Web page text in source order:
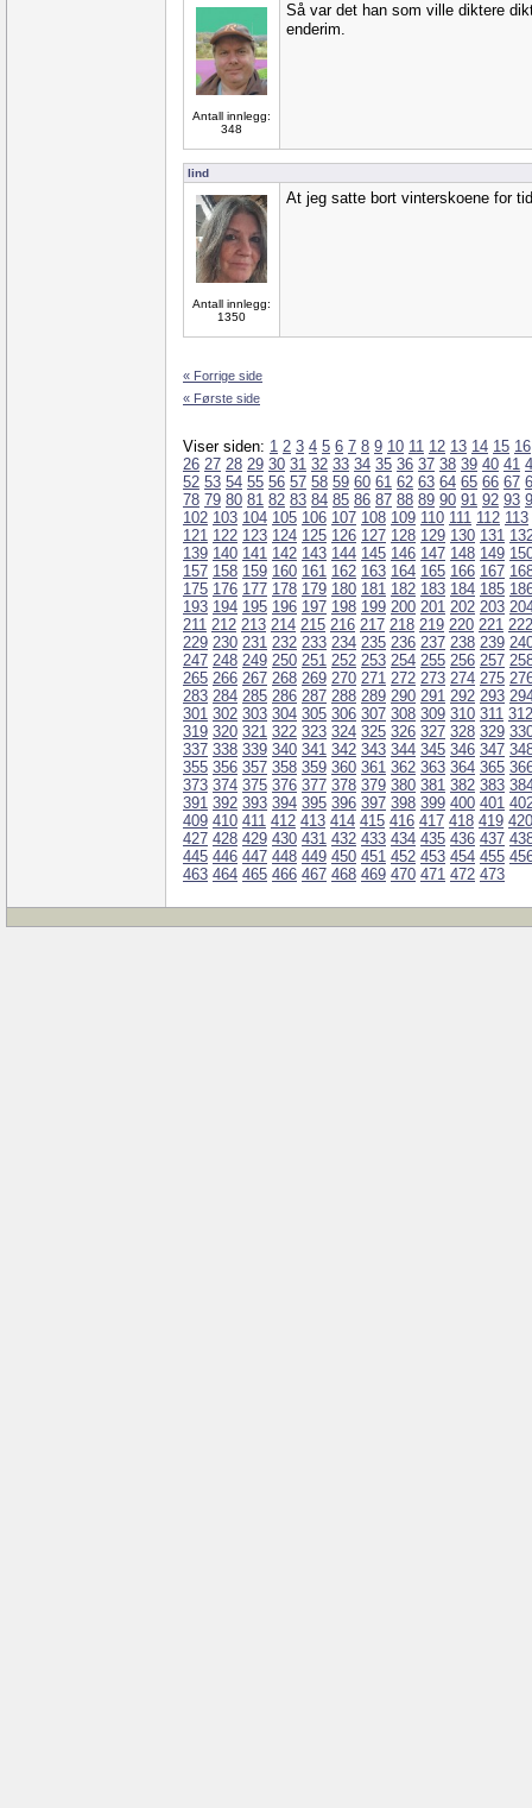
Antall innlegg:
348
Så var det han som ville diktere
enderim.
lind
Antall innlegg:
1350
At jeg satte bort vinterskoene for
« Forrige side
« Første side
Viser siden: 1 2 3 4 5 6 7 8 9 10 11 12 13 14 15 16
26 27 28 29 30 31 32 33 34 35 36 37 38 39 40 41
52 53 54 55 56 57 58 59 60 61 62 63 64 65 66 67
78 79 80 81 82 83 84 85 86 87 88 89 90 91 92 93
102 103 104 105 106 107 108 109 110 111 112 113
121 122 123 124 125 126 127 128 129 130 131
139 140 141 142 143 144 145 146 147 148 149
157 158 159 160 161 162 163 164 165 166 167
175 176 177 178 179 180 181 182 183 184 185
193 194 195 196 197 198 199 200 201 202 203
211 212 213 214 215 216 217 218 219 220 221 222
229 230 231 232 233 234 235 236 237 238 239
247 248 249 250 251 252 253 254 255 256 257
265 266 267 268 269 270 271 272 273 274 275
283 284 285 286 287 288 289 290 291 292 293
301 302 303 304 305 306 307 308 309 310 311 312
319 320 321 322 323 324 325 326 327 328 329
337 338 339 340 341 342 343 344 345 346 347
355 356 357 358 359 360 361 362 363 364 365
373 374 375 376 377 378 379 380 381 382 383
391 392 393 394 395 396 397 398 399 400 401
409 410 411 412 413 414 415 416 417 418 419 420
427 428 429 430 431 432 433 434 435 436 437
445 446 447 448 449 450 451 452 453 454 455
463 464 465 466 467 468 469 470 471 472 473